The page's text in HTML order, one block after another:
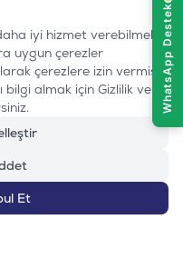
iyi hizmet verebilmek
uygun çerezler
çerezlere izin vermiş
bilgi almak için Gizlilik ve
Et